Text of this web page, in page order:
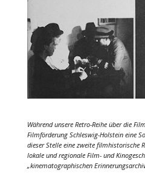
Während unsere Retro-Reihe über die
Filmförderung Schleswig-Holstein eine
dieser Stelle eine zweite filmhistorische
lokale und regionale Film- und
„kinematographischen